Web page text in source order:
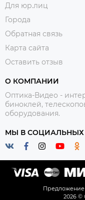
Для юр.лиц
Города
Обратная связь
Карта сайта
Оставить отзыв
О КОМПАНИИ
Оптика-Видео -
биноклей,
оборудования.
МЫ В СОЦИАЛЬНЫХ
Предложение
2026 ©